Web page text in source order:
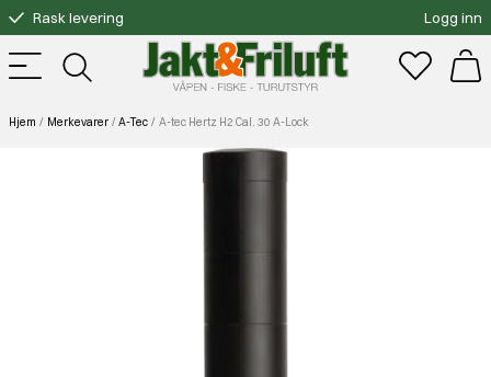
Rask levering
Gratis bytte
Fri frakt over 3000.-
Logg inn
Hjem Merkevarer A-Tec A-tec Hertz H2 Cal. 30 A-Lock